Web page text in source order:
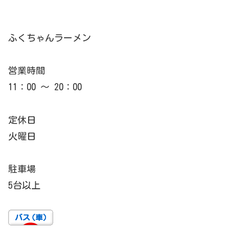
ふくちゃんラーメン
営業時間
11：00 ～ 20：00
定休日
火曜日
駐車場
5台以上